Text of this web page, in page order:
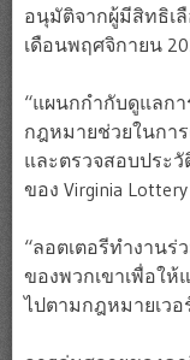
อนุมัติจากผู้มีสิทธิเ
เดือนพฤศจิกายน
“แผนกกำกับดูแลก
กฎหมายช่วยในกา
และตรวจสอบประวั
ของ Virginia
“ลอตเตอรีทำงาน
ของพวกเขาเพื่อให้
ไปตามกฎหมายเวอ